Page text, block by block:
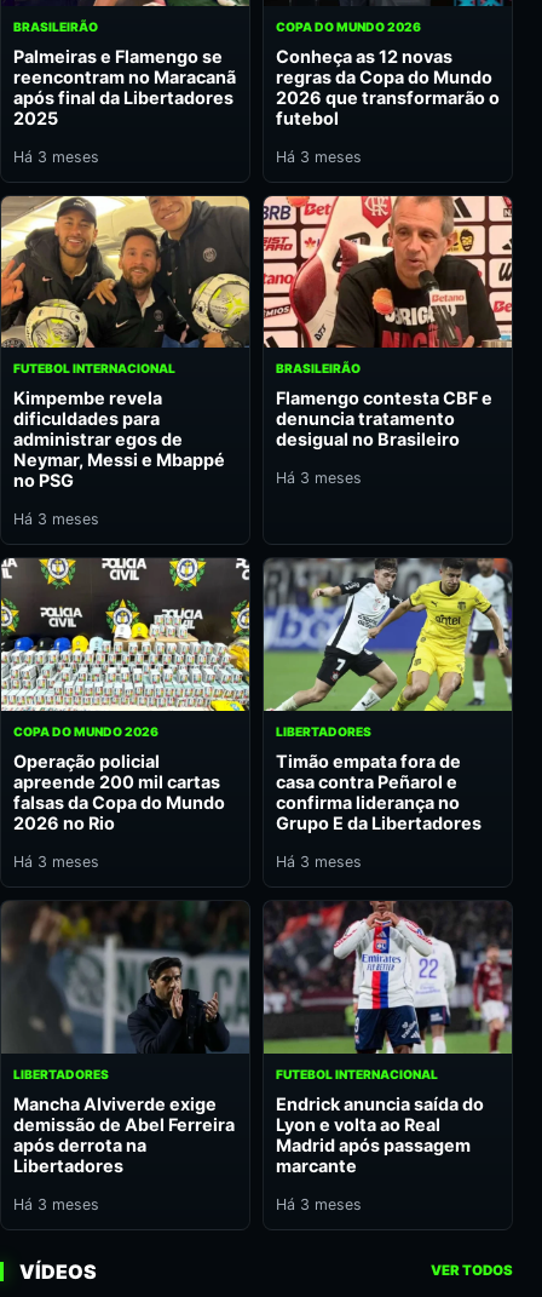
BRASILEIRÃO
Palmeiras e Flamengo se
reencontram no Maracanã
após final da Libertadores
2025
Há 3 meses
COPA DO MUNDO 2026
Conheça as 12 novas
regras da Copa do Mundo
2026 que transformarão o
futebol
Há 3 meses
FUTEBOL INTERNACIONAL
Kimpembe revela
dificuldades para
administrar egos de
Neymar, Messi e Mbappé
no PSG
Há 3 meses
BRASILEIRÃO
Flamengo contesta CBF e
denuncia tratamento
desigual no Brasileiro
Há 3 meses
COPA DO MUNDO 2026
Operação policial
apreende 200 mil cartas
falsas da Copa do Mundo
2026 no Rio
Há 3 meses
LIBERTADORES
Timão empata fora de
casa contra Peñarol e
confirma liderança no
Grupo E da Libertadores
Há 3 meses
LIBERTADORES
Mancha Alviverde exige
demissão de Abel Ferreira
após derrota na
Libertadores
Há 3 meses
FUTEBOL INTERNACIONAL
Endrick anuncia saída do
Lyon e volta ao Real
Madrid após passagem
marcante
Há 3 meses
VÍDEOS VER TODOS